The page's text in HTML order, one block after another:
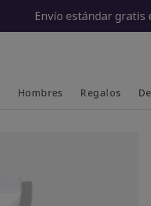
Envío estándar gratis
Hombres Regalos